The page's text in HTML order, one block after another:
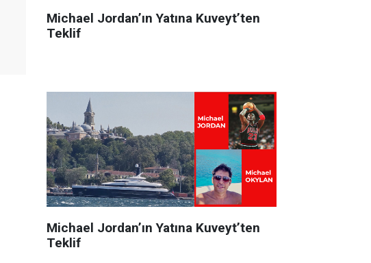
Michael Jordan’ın Yatına Kuveyt’ten
Teklif
Michael Jordan’ın Yatına Kuveyt’ten
Teklif